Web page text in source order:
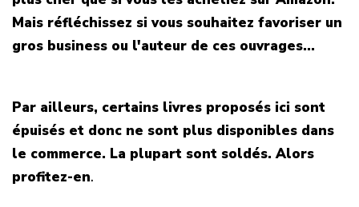
Mais réfléchissez si vous souhaitez favoriser un
gros business ou l'auteur de ces ouvrages...
Par ailleurs, certains livres proposés ici sont
épuisés et donc ne sont plus disponibles dans
le commerce. La plupart sont soldés. Alors
profitez-en.